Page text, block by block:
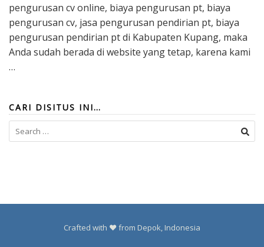
pengurusan cv online, biaya pengurusan pt, biaya
pengurusan cv, jasa pengurusan pendirian pt, biaya
pengurusan pendirian pt di Kabupaten Kupang, maka
Anda sudah berada di website yang tetap, karena kami
…
CARI DISITUS INI…
Search
for:
Crafted with ❤️ from Depok, Indonesia